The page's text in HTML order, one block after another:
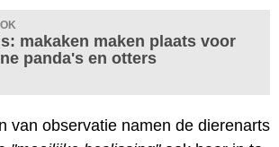
makaken maken plaats voor
panda's en otters
van observatie namen de dierenarts